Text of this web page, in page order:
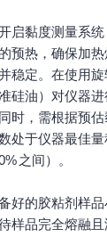
启黏度测量系统
预热，确保加
稳定。在使用旋
硅油）对仪器
时，需根据预
处于仪器最佳
之间）。
好的胶粘剂样
样品完全熔融且